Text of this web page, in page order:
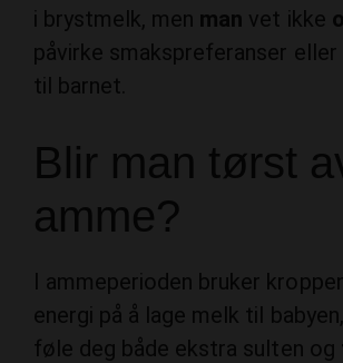
i brystmelk, men man vet ikke
påvirke smakspreferanser
til barnet.
Blir man tørst
amme?
I ammeperioden bruker
energi på å lage melk til
føle deg både ekstra sulten og